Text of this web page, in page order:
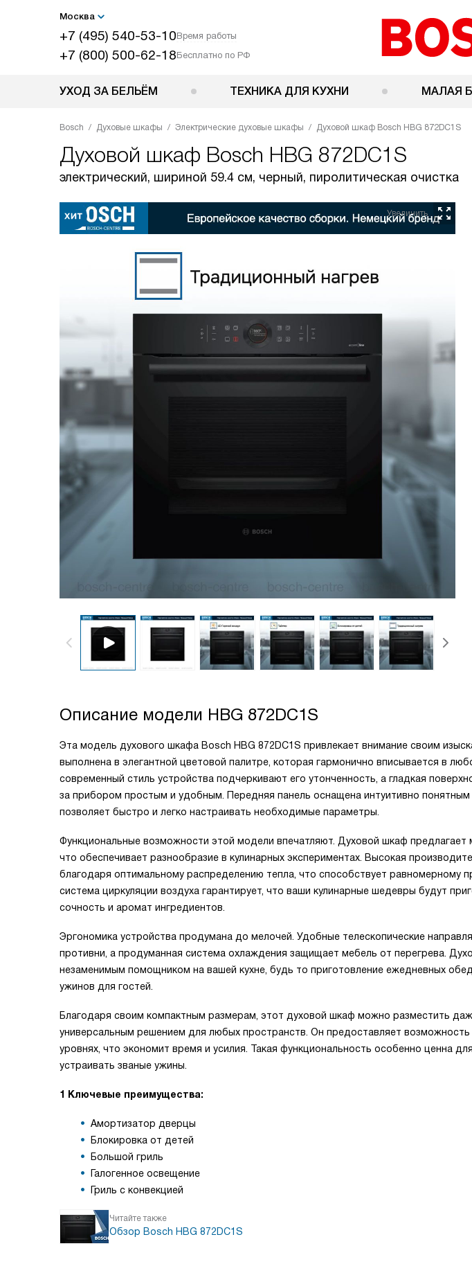
Москва
+7 (495) 540-53-10Время работы
+7 (800) 500-62-18Бесплатно по РФ
УХОД ЗА БЕЛЬЁМ ТЕХНИКА ДЛЯ КУХНИ МАЛАЯ
Bosch Духовые шкафы Электрические духовые шкафы Духовой шкаф Bosch HBG 872DC1S
Духовой шкаф Bosch HBG 872DC1S
электрический, шириной 59.4 см, черный, пиролитическая очистка
Описание модели HBG 872DC1S
Эта модель духового шкафа Bosch HBG 872DC1S привлекает внимание своим
выполнена в элегантной цветовой палитре, которая гармонично вписывается в
современный стиль устройства подчеркивают его утонченность, а гладкая
за прибором простым и удобным. Передняя панель оснащена интуитивно
позволяет быстро и легко настраивать необходимые параметры.
Функциональные возможности этой модели впечатляют. Духовой шкаф предлагает
что обеспечивает разнообразие в кулинарных экспериментах. Высокая
благодаря оптимальному распределению тепла, что способствует равномерному
система циркуляции воздуха гарантирует, что ваши кулинарные шедевры будут
сочность и аромат ингредиентов.
Эргономика устройства продумана до мелочей. Удобные телескопические
противни, а продуманная система охлаждения защищает мебель от перегрева.
незаменимым помощником на вашей кухне, будь то приготовление ежедневных
ужинов для гостей.
Благодаря своим компактным размерам, этот духовой шкаф можно разместить
универсальным решением для любых пространств. Он предоставляет возможность
уровнях, что экономит время и усилия. Такая функциональность особенно ценна
устраивать званые ужины.
1 Ключевые преимущества:
Амортизатор дверцы
Блокировка от детей
Большой гриль
Галогенное освещение
Гриль с конвекцией
Читайте также
Обзор Bosch HBG 872DC1S